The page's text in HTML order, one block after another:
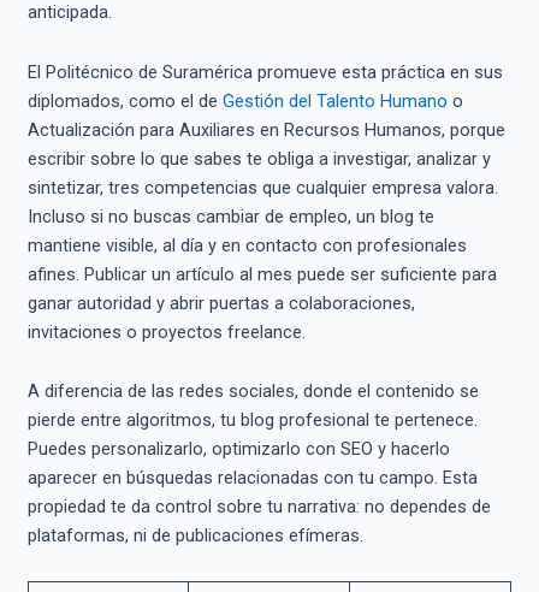
anticipada.
El Politécnico de Suramérica promueve esta práctica en sus
diplomados, como el de Gestión del Talento Humano o
Actualización para Auxiliares en Recursos Humanos, porque
escribir sobre lo que sabes te obliga a investigar, analizar y
sintetizar, tres competencias que cualquier empresa valora.
Incluso si no buscas cambiar de empleo, un blog te
mantiene visible, al día y en contacto con profesionales
afines. Publicar un artículo al mes puede ser suficiente para
ganar autoridad y abrir puertas a colaboraciones,
invitaciones o proyectos freelance.
A diferencia de las redes sociales, donde el contenido se
pierde entre algoritmos, tu blog profesional te pertenece.
Puedes personalizarlo, optimizarlo con SEO y hacerlo
aparecer en búsquedas relacionadas con tu campo. Esta
propiedad te da control sobre tu narrativa: no dependes de
plataformas, ni de publicaciones efímeras.